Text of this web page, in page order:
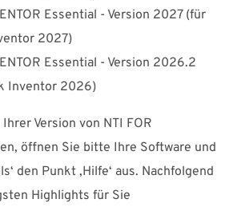
Essential - Version 2027 (für
2027)
Essential - Version 2026.2
Inventor 2026)
Version von NTI FOR
öffnen Sie bitte Ihre Software und
den Punkt ‚Hilfe‘ aus. Nachfolgend
Highlights für Sie